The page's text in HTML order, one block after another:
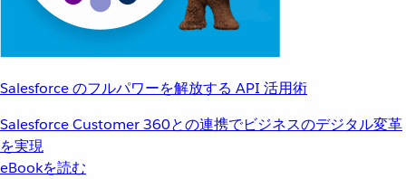
Salesforce のフルパワーを解放する API 活用術
Salesforce Customer 360との連携でビジネスのデジタル変革
を実現
eBookを読む